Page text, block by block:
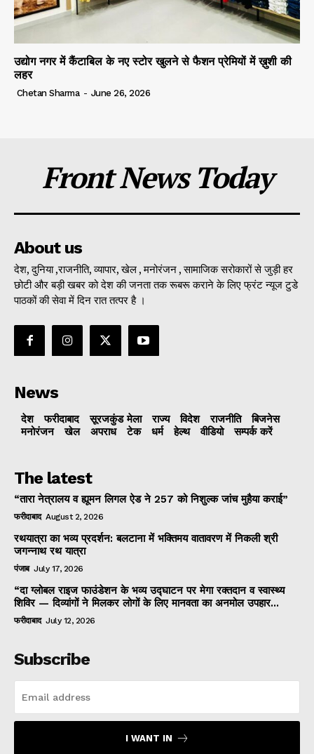
उद्योग नगर में कैंटाबिल के नए स्टोर खुलने से फैशन प्रेमियों में ख़ुशी की
लहर
Chetan Sharma - June 26, 2026
Front News Today
About us
देश, दुनिया ,राजनीति, व्यापार, खेल , मनोरंजन , सामाजिक सरोकारों से जुड़ी हर
छोटी और बड़ी खबर को देश की जनता तक रूबरू कराने के लिए फ्रंट न्यूज टुडे
पाठकों की सेवा में दिन रात तत्पर है ।
News
देश फरीदाबाद सूरजकुंड मेला राज्‍य विदेश राजनीति
बिजनेस
मनोरंजन
खेल अपराध टेक धर्म हेल्थ वीडियो सम्पर्क करें
The latest
“तारा नेत्रालय व ह्यूमन लिगल ऐड ने 257 को निशुल्क जांच मुहैया कराई”
फरीदाबाद August 2, 2026
रथयात्रा का भव्य प्रदर्शन: बलटाना में भक्तिमय वातावरण में निकली श्री
जगन्नाथ रथ यात्रा
पंजाब July 17, 2026
“दा ग्लोबल राइज फाउंडेशन के भव्य उद्घाटन पर मेगा रक्तदान व स्वास्थ्य
शिविर — दिव्यांगों ने मिलकर लोगों के लिए मानवता का अनमोल उपहार...
फरीदाबाद July 12, 2026
Subscribe
I WANT IN